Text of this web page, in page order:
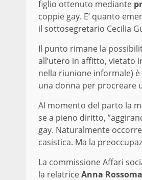
figlio ottenuto mediante
coppie gay. E’ quanto
il sottosegretario Cecilia
Il punto rimane la
all’utero in affitto, vietato
nella riunione informale)
una donna per procreare
Al momento del parto la
se a pieno diritto,
gay. Naturalmente
casistica. Ma la
La commissione Affari
la relatriceAnna